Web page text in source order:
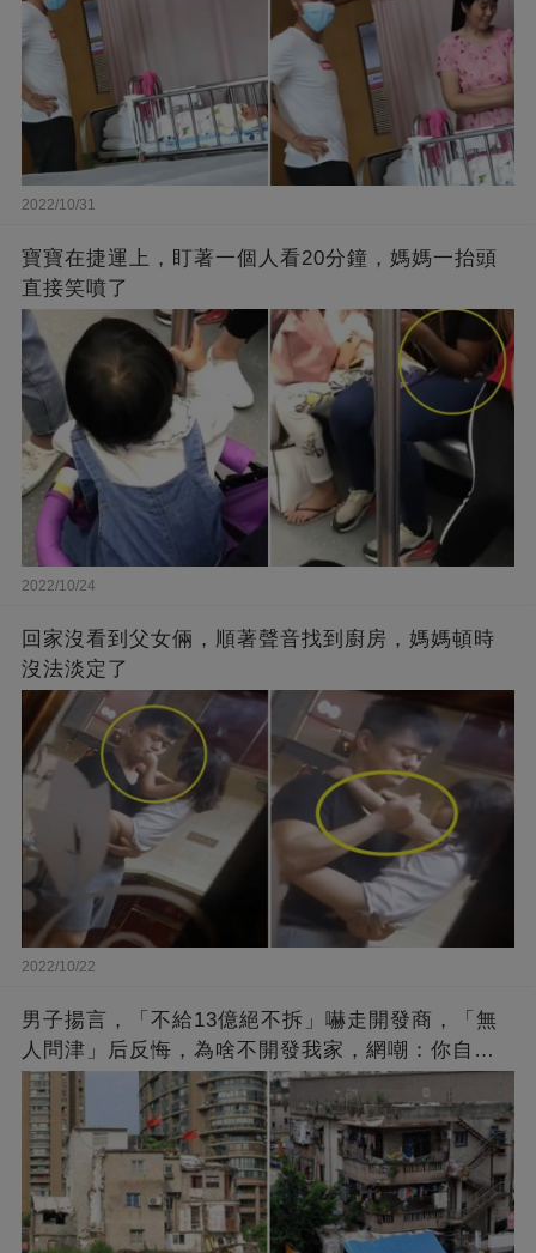
2022/10/31
寶寶在捷運上，盯著一個人看20分鐘，媽媽一抬頭
直接笑噴了
2022/10/24
回家沒看到父女倆，順著聲音找到廚房，媽媽頓時
沒法淡定了
2022/10/22
男子揚言，「不給13億絕不拆」嚇走開發商，「無
人問津」后反悔，為啥不開發我家，網嘲：你自己
找的